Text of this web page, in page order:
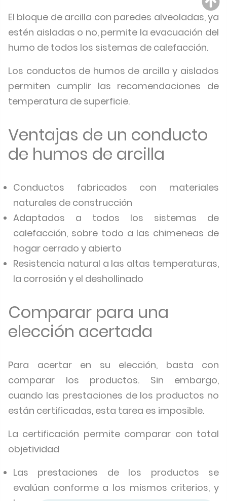
El bloque de arcilla con paredes alveoladas, ya
estén aisladas o no, permite la evacuación del
humo de todos los sistemas de calefacción.
Los conductos de humos de arcilla y aislados
permiten cumplir las recomendaciones de
temperatura de superficie.
Ventajas de un conducto
de humos de arcilla
Conductos fabricados con materiales
naturales de construcción
Adaptados a todos los sistemas de
calefacción, sobre todo a las chimeneas de
hogar cerrado y abierto
Resistencia natural a las altas temperaturas,
la corrosión y el deshollinado
Comparar para una
elección acertada
Para acertar en su elección, basta con
comparar los productos. Sin embargo,
cuando las prestaciones de los productos no
están certificadas, esta tarea es imposible.
La certificación permite comparar con total
objetividad
Las prestaciones de los productos se
evalúan conforme a los mismos criterios, y